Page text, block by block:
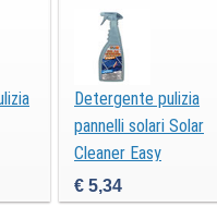
litri
Detergente pulizia
pannelli solari Solar
Cleaner Easy
€ 5,34